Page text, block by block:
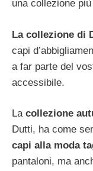
una collezione
La collezione di
capi
a far parte del
accessibile.
La collezione
Dutti, ha come
capi alla moda
pantaloni, ma